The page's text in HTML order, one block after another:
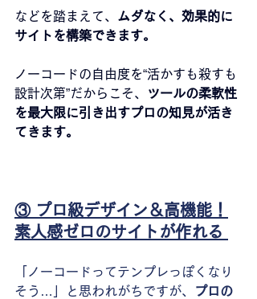
などを踏まえて、
ムダなく、効果的に
サイトを構築できます。
ノーコードの自由度を“活かすも殺すも
設計次第”だからこそ、
ツールの柔軟性
を最大限に引き出すプロの知見が活き
てきます。
③ プロ級デザイン＆高機能！
素人感ゼロのサイトが作れる
「ノーコードってテンプレっぽくなり
そう…」と思われがちですが、
プロの